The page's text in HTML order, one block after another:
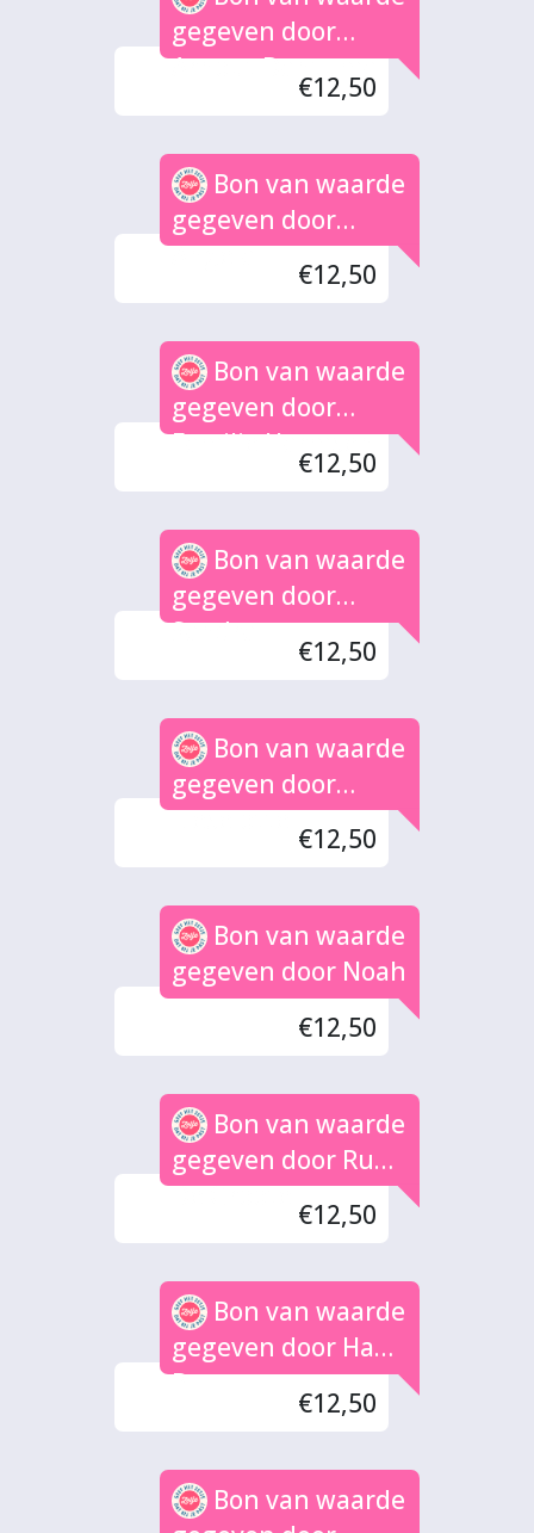
gegeven door
Arnout Dantuma
€12,50
Bon van waarde
gegeven door
Angela
€12,50
Bon van waarde
gegeven door
Familie Harmsen
€12,50
Bon van waarde
gegeven door
Sandra
€12,50
Bon van waarde
gegeven door
Lieselotte
€12,50
Bon van waarde
gegeven door Noah
€12,50
Bon van waarde
gegeven door Rudy
De Groote
€12,50
Bon van waarde
gegeven door Hans
B
€12,50
Bon van waarde